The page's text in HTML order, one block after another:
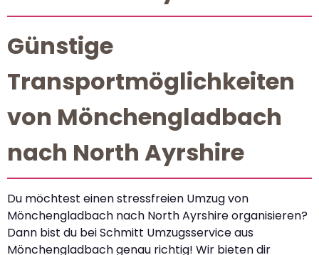
Günstige
Transportmöglichkeiten
von Mönchengladbach
nach North Ayrshire
Du möchtest einen stressfreien Umzug von
Mönchengladbach nach North Ayrshire organisieren?
Dann bist du bei Schmitt Umzugsservice aus
Mönchengladbach genau richtig! Wir bieten dir